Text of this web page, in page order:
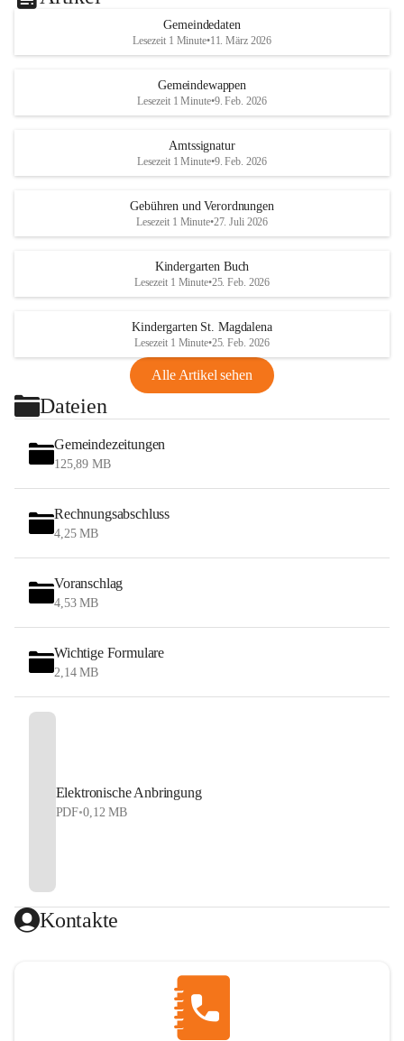
Gemeindedaten
Lesezeit 1 Minute•11. März 2026
Gemeindewappen
Lesezeit 1 Minute•9. Feb. 2026
Amtssignatur
Lesezeit 1 Minute•9. Feb. 2026
Gebühren und Verordnungen
Lesezeit 1 Minute•27. Juli 2026
Kindergarten Buch
Lesezeit 1 Minute•25. Feb. 2026
Kindergarten St. Magdalena
Lesezeit 1 Minute•25. Feb. 2026
Alle Artikel sehen
Dateien
Gemeindezeitungen
125,89 MB
Rechnungsabschluss
4,25 MB
Voranschlag
4,53 MB
Wichtige Formulare
2,14 MB
Elektronische Anbringung
PDF•0,12 MB
Kontakte